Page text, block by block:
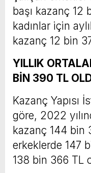
başı kazanç 12
kadınlar için
kazanç 12 bin
YILLIK
BİN 390 TL
Kazanç Yapısı
göre, 2022
kazanç 144 bin
erkeklerde 147
138 bin 366 TL